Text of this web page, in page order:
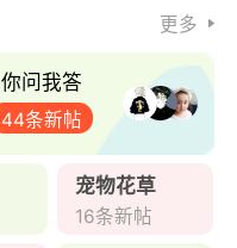
更多
你问我答
44条新帖
宠物花草
16条新帖